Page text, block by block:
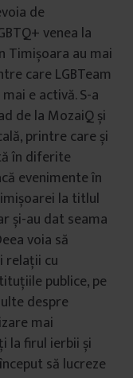
de
venea la
Timișoara au mai
care LGBTeam
e activă. S-a
de la MozaiQ și
printre care și
în diferite
evenimente în
la titlul
și-au dat seama
voia să
relații cu
publice, pe
despre
mai
la firul ierbii și
să lucreze